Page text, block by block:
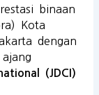
binaan
Kota
dengan
(JDCI)